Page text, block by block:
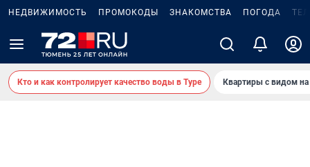
НЕДВИЖИМОСТЬ ПРОМОКОДЫ ЗНАКОМСТВА ПОГОДА
Кто и как контролирует качество воды в Туре Квартиры с видом на